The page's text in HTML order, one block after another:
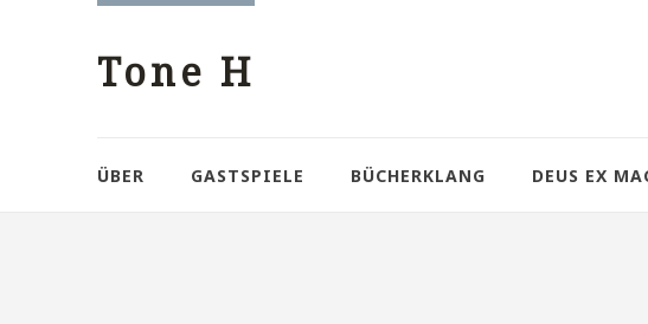
Tone H
ÜBER GASTSPIELE BÜCHERKLANG DEUS EX